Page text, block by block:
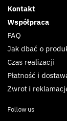
Kontakt
Współpraca
FAQ
Jak dbać o
Czas realizacji
Płatność i
Zwrot i
Follow us